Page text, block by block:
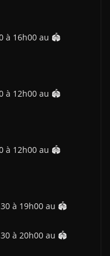
à 16h00 au 🏟
à 12h00 au 🏟
à 12h00 au 🏟
à 19h00 au 🏟
à 20h00 au 🏟